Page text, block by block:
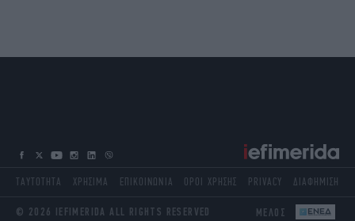
© 2026 IEFIMERIDA ALL RIGHTS RESERVED ΜΕΛΟΣ
ΤΑΥΤΟΤΗΤΑ ΧΡΗΣΙΜΑ ΕΠΙΚΟΙΝΩΝΙΑ ΟΡΟΙ ΧΡΗΣΗΣ PRIVACY ΔΙΑΦΗΜΙΣΗ